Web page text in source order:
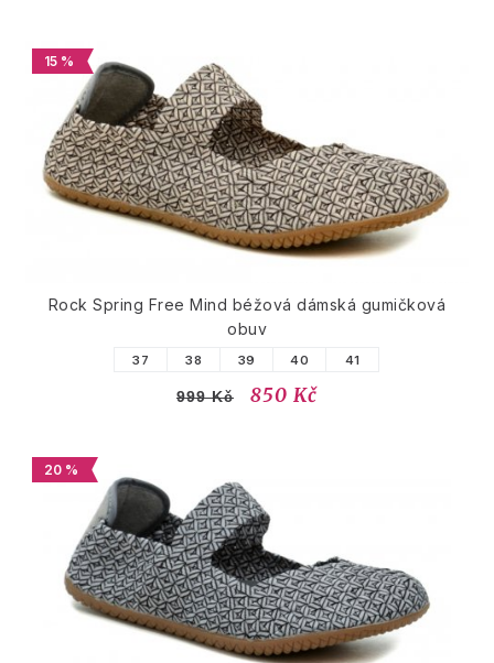
15 %
Rock Spring Free Mind béžová dámská gumičková
obuv
37 38 39 40 41
999 Kč 850 Kč
20 %